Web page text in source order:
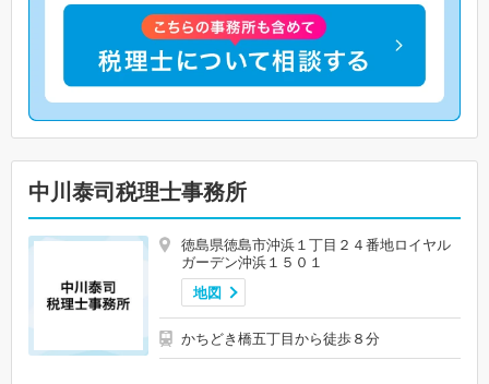
中川泰司税理士事務所
徳島県徳島市沖浜１丁目２４番地ロイヤル
ガーデン沖浜１５０１
地図
かちどき橋五丁目から徒歩８分